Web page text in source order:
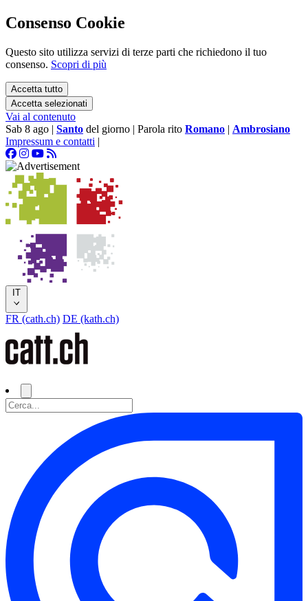
Consenso Cookie
Questo sito utilizza servizi di terze parti che richiedono il tuo
consenso. Scopri di più
Accetta tutto
Accetta selezionati
Vai al contenuto
Sab 8 ago | Santo del giorno | Parola rito Romano | Ambrosiano
Impressum e contatti |
IT
FR (cath.ch) DE (kath.ch)